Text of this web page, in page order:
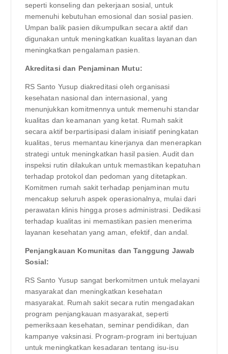
seperti konseling dan pekerjaan sosial, untuk
memenuhi kebutuhan emosional dan sosial pasien.
Umpan balik pasien dikumpulkan secara aktif dan
digunakan untuk meningkatkan kualitas layanan dan
meningkatkan pengalaman pasien.
Akreditasi dan Penjaminan Mutu:
RS Santo Yusup diakreditasi oleh organisasi
kesehatan nasional dan internasional, yang
menunjukkan komitmennya untuk memenuhi standar
kualitas dan keamanan yang ketat. Rumah sakit
secara aktif berpartisipasi dalam inisiatif peningkatan
kualitas, terus memantau kinerjanya dan menerapkan
strategi untuk meningkatkan hasil pasien. Audit dan
inspeksi rutin dilakukan untuk memastikan kepatuhan
terhadap protokol dan pedoman yang ditetapkan.
Komitmen rumah sakit terhadap penjaminan mutu
mencakup seluruh aspek operasionalnya, mulai dari
perawatan klinis hingga proses administrasi. Dedikasi
terhadap kualitas ini memastikan pasien menerima
layanan kesehatan yang aman, efektif, dan andal.
Penjangkauan Komunitas dan Tanggung Jawab
Sosial:
RS Santo Yusup sangat berkomitmen untuk melayani
masyarakat dan meningkatkan kesehatan
masyarakat. Rumah sakit secara rutin mengadakan
program penjangkauan masyarakat, seperti
pemeriksaan kesehatan, seminar pendidikan, dan
kampanye vaksinasi. Program-program ini bertujuan
untuk meningkatkan kesadaran tentang isu-isu